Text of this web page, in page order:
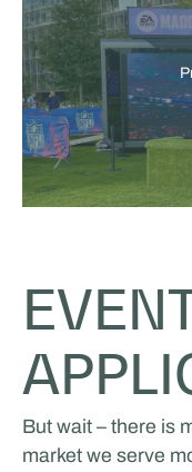
But wait – there is
market we serve